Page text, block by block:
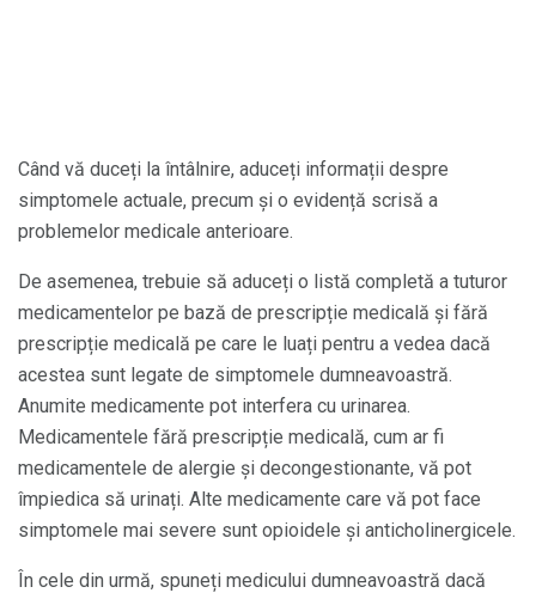
Când vă duceți la întâlnire, aduceți informații despre
simptomele actuale, precum și o evidență scrisă a
problemelor medicale anterioare.
De asemenea, trebuie să aduceți o listă completă a tuturor
medicamentelor pe bază de prescripție medicală și fără
prescripție medicală pe care le luați pentru a vedea dacă
acestea sunt legate de simptomele dumneavoastră.
Anumite medicamente pot interfera cu urinarea.
Medicamentele fără prescripție medicală, cum ar fi
medicamentele de alergie și decongestionante, vă pot
împiedica să urinați. Alte medicamente care vă pot face
simptomele mai severe sunt opioidele și anticholinergicele.
În cele din urmă, spuneți medicului dumneavoastră dacă